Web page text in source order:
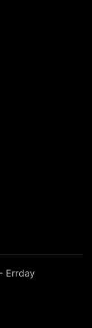
| Brthmrk
- Errday